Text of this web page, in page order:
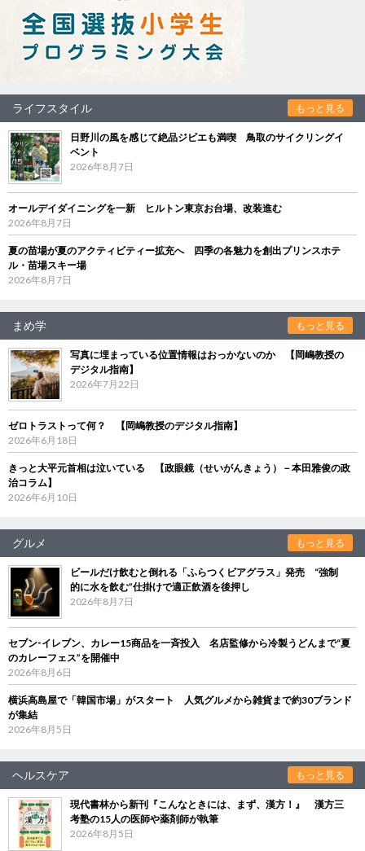
ライフスタイル もっと見る
日野川の風を感じて絶品ジビエも満喫 鳥取のサイクリングイ
ベント
2026年8月7日
オールデイダイニングを一新 ヒルトン東京お台場、改装進む
2026年8月7日
夏の苗場が夏のアクティビティー拡充へ 四季の各魅力を創出プリンスホテ
ル・苗場スキー場
2026年8月7日
まめ学 もっと見る
写真に埋まっている位置情報はおっかないのか 【岡嶋教授の
デジタル指南】
2026年7月22日
ゼロトラストって何？ 【岡嶋教授のデジタル指南】
2026年6月18日
きっと大平元首相は泣いている 【政眼鏡（せいがんきょう）－本田雅俊の政
治コラム】
2026年6月10日
グルメ もっと見る
ビールだけ飲むと倒れる「ふらつくビアグラス」発売 “強制
的に水を飲む”仕掛けで適正飲酒を後押し
2026年8月7日
セブン‐イレブン、カレー15商品を一斉投入 名店監修から冷製うどんまで“夏
のカレーフェス”を開催中
2026年8月6日
横浜高島屋で「韓国市場」がスタート 人気グルメから雑貨まで約30ブランド
が集結
2026年8月5日
ヘルスケア もっと見る
現代書林から新刊『こんなときには、まず、漢方！』 漢方三
考塾の15人の医師や薬剤師が執筆
2026年8月5日